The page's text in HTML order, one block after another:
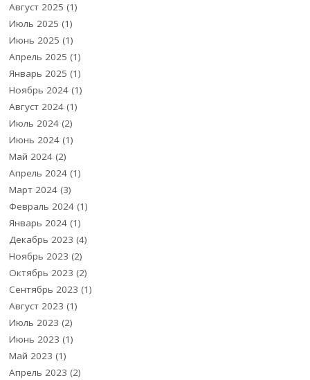
Август 2025 (1)
Июль 2025 (1)
Июнь 2025 (1)
Апрель 2025 (1)
Январь 2025 (1)
Ноябрь 2024 (1)
Август 2024 (1)
Июль 2024 (2)
Июнь 2024 (1)
Май 2024 (2)
Апрель 2024 (1)
Март 2024 (3)
Февраль 2024 (1)
Январь 2024 (1)
Декабрь 2023 (4)
Ноябрь 2023 (2)
Октябрь 2023 (2)
Сентябрь 2023 (1)
Август 2023 (1)
Июль 2023 (2)
Июнь 2023 (1)
Май 2023 (1)
Апрель 2023 (2)